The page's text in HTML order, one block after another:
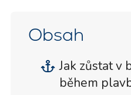
Obsah
Jak zůstat v
během